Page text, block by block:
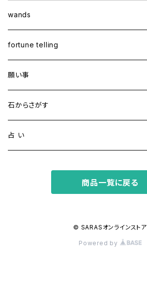
wands
fortune telling
願い事
健康・恋愛・愛情
精神安定・安らぎ
金運・ビジネス
石からさがす
アイオライト
占 い
ホロスコープ占星術
商品一覧に戻る
© SARASオンラインストア
Powered by